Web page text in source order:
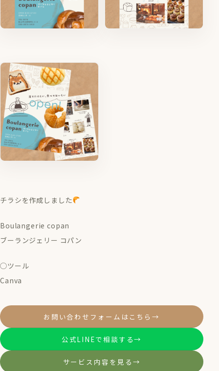
チラシを作成しました
Boulangerie copan
ブーランジェリー コパン
◯ツール
Canva
お問い合わせフォームはこちら→
公式LINEで相談する→
サービス内容を見る →